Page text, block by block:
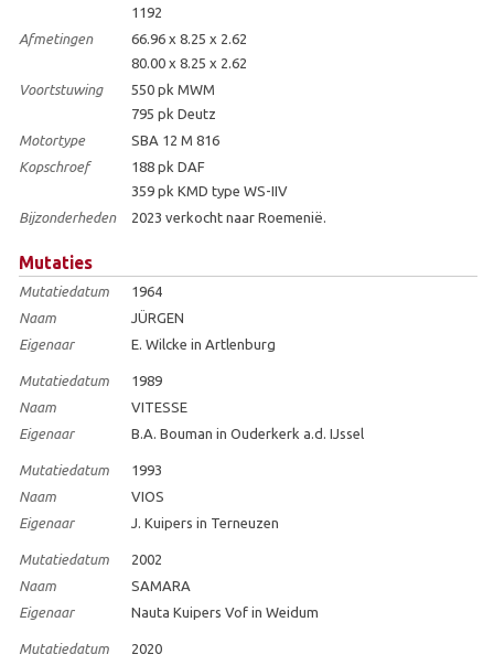
1192
Afmetingen
66.96 x 8.25 x 2.62
80.00 x 8.25 x 2.62
Voortstuwing
550 pk MWM
795 pk Deutz
Motortype
SBA 12 M 816
Kopschroef
188 pk DAF
359 pk KMD type WS-IIV
Bijzonderheden
2023 verkocht naar Roemenië.
Mutaties
Mutatiedatum
1964
Naam
JÜRGEN
Eigenaar
E. Wilcke in Artlenburg
Mutatiedatum
1989
Naam
VITESSE
Eigenaar
B.A. Bouman in Ouderkerk a.d. IJssel
Mutatiedatum
1993
Naam
VIOS
Eigenaar
J. Kuipers in Terneuzen
Mutatiedatum
2002
Naam
SAMARA
Eigenaar
Nauta Kuipers Vof in Weidum
Mutatiedatum 2020